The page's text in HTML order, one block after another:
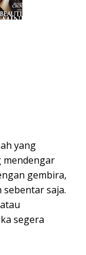
yang
gembira,
saja.
segera